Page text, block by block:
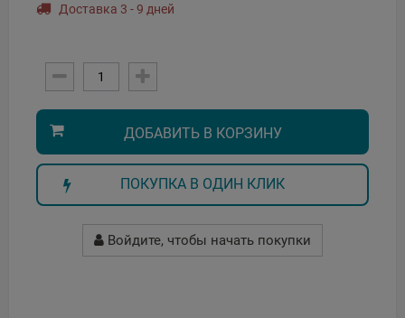
Доставка 3 - 9 дней
ДОБАВИТЬ В КОРЗИНУ
ПОКУПКА В ОДИН КЛИК
Войдите, чтобы начать покупки